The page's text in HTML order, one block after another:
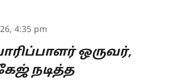
4:35 pm
ஒருவர்,
நடித்த